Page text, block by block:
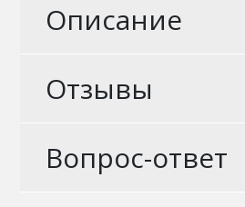
Описание
Отзывы
Вопрос-ответ